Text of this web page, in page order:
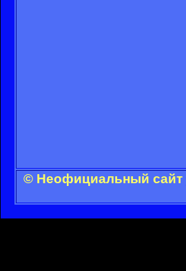
© Неофициальный сайт